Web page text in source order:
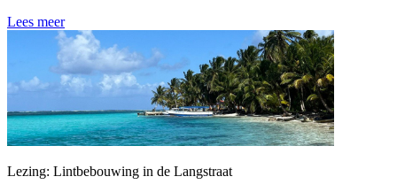
Lees meer
Lezing: Lintbebouwing in de Langstraat